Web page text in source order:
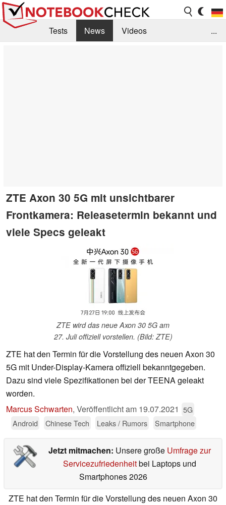
Tests News
Videos
...
ZTE Axon 30 5G mit unsichtbarer
Frontkamera: Releasetermin bekannt und
viele Specs geleakt
ZTE wird das neue Axon 30 5G am
27. Juli offiziell vorstellen. (Bild: ZTE)
ZTE hat den Termin für die Vorstellung des neuen Axon 30
5G mit Under-Display-Kamera offiziell bekanntgegeben.
Dazu sind viele Spezifikationen bei der TEENA geleakt
worden.
Marcus Schwarten, Veröffentlicht am 19.07.2021 5G
Android
Chinese Tech Leaks / Rumors Smartphone
Jetzt mitmachen: Unsere große Umfrage zur
Servicezufriedenheitbei Laptops und
Smartphones 2026
ZTE hat den Termin für die Vorstellung des neuen Axon 30